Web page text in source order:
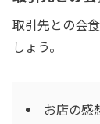
取引先との会
しょう。
お店の感